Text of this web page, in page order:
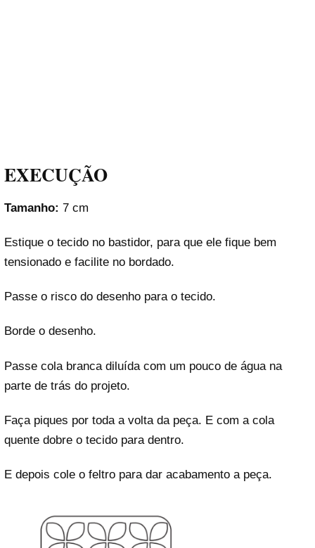
EXECUÇÃO
Tamanho: 7 cm
Estique o tecido no bastidor, para que ele fique bem
tensionado e facilite no bordado.
Passe o risco do desenho para o tecido.
Borde o desenho.
Passe cola branca diluída com um pouco de água na
parte de trás do projeto.
Faça piques por toda a volta da peça. E com a cola
quente dobre o tecido para dentro.
E depois cole o feltro para dar acabamento a peça.